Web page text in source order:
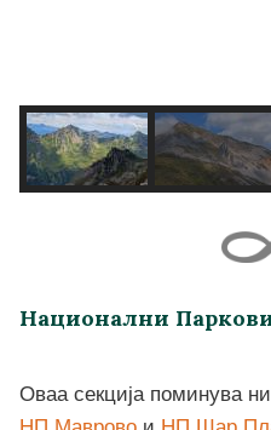
Национални
Оваа секција поминува